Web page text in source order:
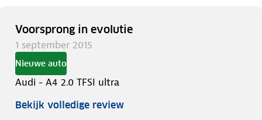
Voorsprong in evolutie
1 september 2015
Nieuwe auto
Audi - A4 2.0 TFSI ultra
Bekijk volledige review